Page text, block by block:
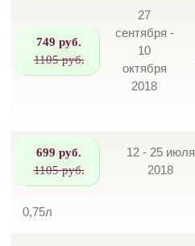
749 руб.
1105 руб.
27
сентября -
10
октября
2018
699 руб.
1105 руб.
12 - 25 июля
2018
0,75л